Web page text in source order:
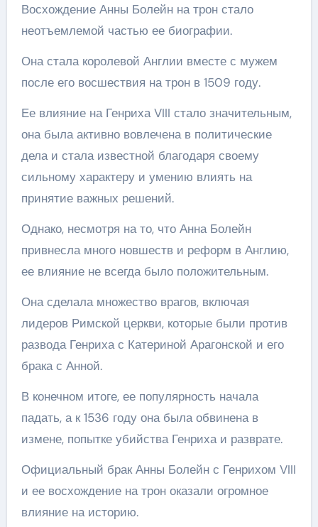
Восхождение Анны Болейн на трон стало
неотъемлемой частью ее биографии.
Она стала королевой Англии вместе с мужем
после его восшествия на трон в 1509 году.
Ее влияние на Генриха VIII стало значительным,
она была активно вовлечена в политические
дела и стала известной благодаря своему
сильному характеру и умению влиять на
принятие важных решений.
Однако, несмотря на то, что Анна Болейн
привнесла много новшеств и реформ в Англию,
ее влияние не всегда было положительным.
Она сделала множество врагов, включая
лидеров Римской церкви, которые были против
развода Генриха с Катериной Арагонской и его
брака с Анной.
В конечном итоге, ее популярность начала
падать, а к 1536 году она была обвинена в
измене, попытке убийства Генриха и разврате.
Официальный брак Анны Болейн с Генрихом VIII
и ее восхождение на трон оказали огромное
влияние на историю.